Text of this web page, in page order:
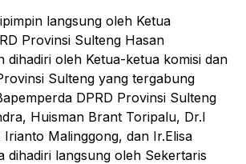
langsung oleh Ketua
Provinsi Sulteng Hasan
dihadiri oleh Ketua-ketua komisi dan
Sulteng yang tergabung
DPRD Provinsi Sulteng
Huisman Brant Toripalu, Dr.I
Malinggong, dan Ir.Elisa
dihadiri langsung oleh Sekertaris